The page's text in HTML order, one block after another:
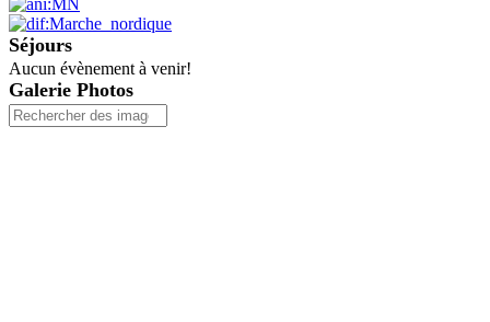
Séjours
Aucun évènement à venir!
Galerie Photos